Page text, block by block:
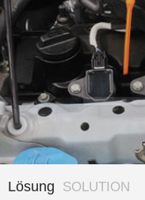
Lösung SOLUTION